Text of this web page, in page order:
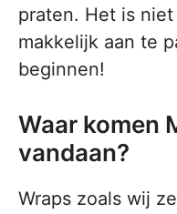
praten. Het is
makkelijk aan te
beginnen!
Waar komen
vandaan?
Wraps zoals wij